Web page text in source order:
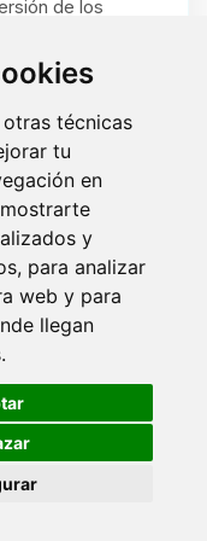
técnicas
tu
en
y
para analizar
web y para
llegan
de los
utilizado por el
inglés o
sitio en varios
pedido
y ByteLogic
o
las
la disputa
legal.
por escrito
al soporte de
del
🍪